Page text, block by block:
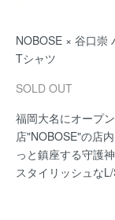
NOBOSE × 谷口崇
Tシャツ
SOLD OUT
福岡大名にオープ
店"NOBOSE"の店
っと鎮座する守護
スタイリッシュな